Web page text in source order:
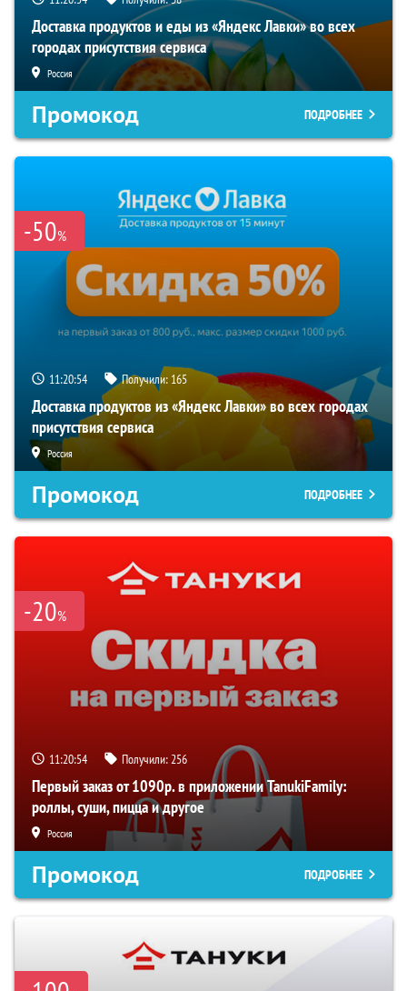
Доставка продуктов и еды из «Яндекс Лавки» во всех
городах присутствия сервиса
Россия
Промокод ПОДРОБНЕЕ
-50%
11:20:53 Получили: 165
Доставка продуктов из «Яндекс Лавки» во всех городах
присутствия сервиса
Россия
Промокод ПОДРОБНЕЕ
-20%
11:20:53 Получили:256
Первый заказ от 1090р. в приложении TanukiFamily:
роллы, суши, пицца и другое
Россия
Промокод ПОДРОБНЕЕ